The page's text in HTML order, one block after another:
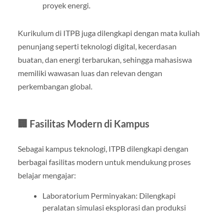
proyek energi.
Kurikulum di ITPB juga dilengkapi dengan mata kuliah
penunjang seperti teknologi digital, kecerdasan
buatan, dan energi terbarukan, sehingga mahasiswa
memiliki wawasan luas dan relevan dengan
perkembangan global.
🏢 Fasilitas Modern di Kampus
Sebagai kampus teknologi, ITPB dilengkapi dengan
berbagai fasilitas modern untuk mendukung proses
belajar mengajar:
Laboratorium Perminyakan: Dilengkapi
peralatan simulasi eksplorasi dan produksi